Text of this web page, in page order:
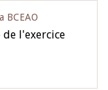
BCEAO
de l'exercice